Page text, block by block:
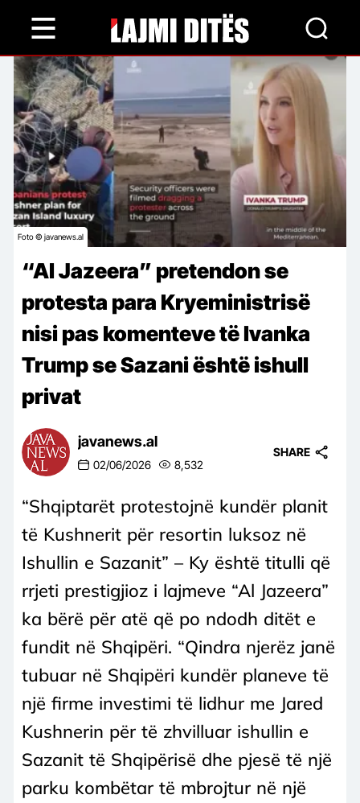
content
Foto © javanews.al
“Al Jazeera” pretendon se
protesta para Kryeministrisë
nisi pas komenteve të Ivanka
Trump se Sazani është ishull
privat
javanews.al
02/06/2026 8,532
SHARE
“Shqiptarët protestojnë kundër planit
të Kushnerit për resortin luksoz në
Ishullin e Sazanit” – Ky është titulli që
rrjeti prestigjioz i lajmeve “Al Jazeera”
ka bërë për atë që po ndodh ditët e
fundit në Shqipëri. “Qindra njerëz janë
tubuar në Shqipëri kundër planeve të
një firme investimi të lidhur me Jared
Kushnerin për të zhvilluar ishullin e
Sazanit të Shqipërisë dhe pjesë të një
parku kombëtar të mbrojtur në një